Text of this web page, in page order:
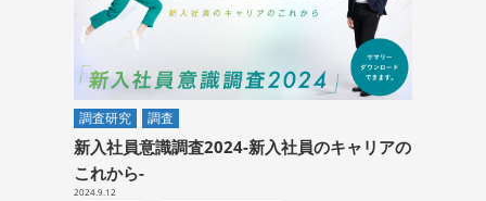
調査研究 調査
新入社員意識調査2024-新入社員のキャリアの
これから-
2024.9.12